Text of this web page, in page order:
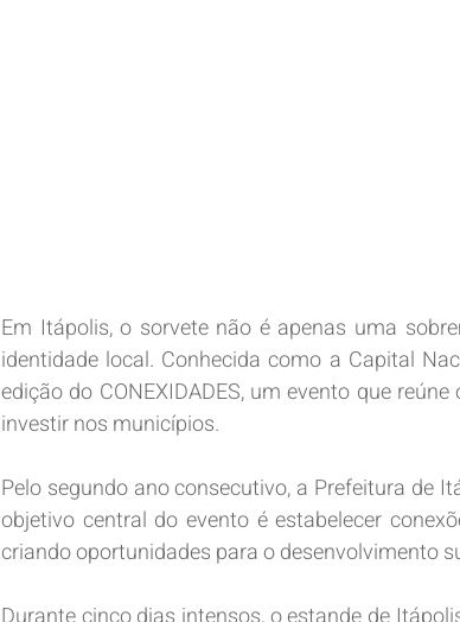
Em Itápolis, o sorvete não é apenas uma
identidade local. Conhecida como a Capital
edição do CONEXIDADES, um evento que
investir nos municípios.
Pelo segundo ano consecutivo, a Prefeitura de
objetivo central do evento é estabelecer
criando oportunidades para o desenvolvimento